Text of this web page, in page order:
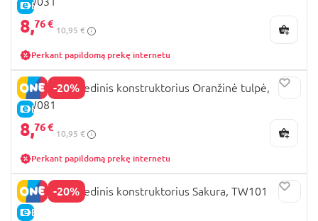
E-KAINA
8,76 €
10,95 €
Perkant papildomą prekę internetu
-20%
E-KAINA
ROWOOD Medinis konstruktorius Oranžinė tulpė,
TW081
8,76 €
10,95 €
Perkant papildomą prekę internetu
-20%
E-KAINA
ROWOOD medinis konstruktorius Sakura, TW101